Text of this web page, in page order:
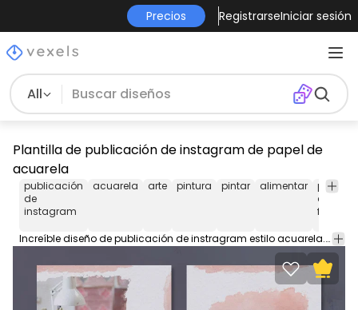
Precios RegistrarseIniciar sesión
All
Plantilla de publicación de instagram de papel de
acuarela
publicación
de
instagram
acuarela arte pintura pintar alimentar
de
Increíble diseño de publicación de instragram estilo acuarela. Crea un feed impresionante con esta plantilla de publicación de Instagram o Facebook. Diseñe publicaciones creativas con PSD editables.